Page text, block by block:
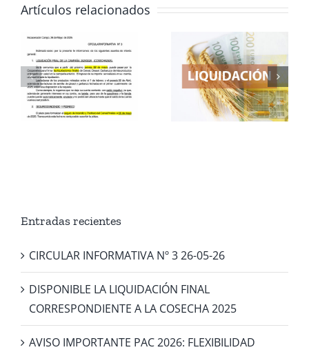
Artículos relacionados
DISPONIBLE
LIQUIDACIÓN
FINAL
CORRESPONDIENTE
A LA
AVISO
PAC 2026:
BORRASCA:
Entradas recientes
CIRCULAR INFORMATIVA Nº 3 26-05-26
DISPONIBLE LA LIQUIDACIÓN FINAL
CORRESPONDIENTE A LA COSECHA 2025
AVISO IMPORTANTE PAC 2026: FLEXIBILIDAD